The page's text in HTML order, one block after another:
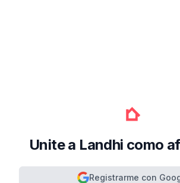
Unite a Landhi como
Registrarme con